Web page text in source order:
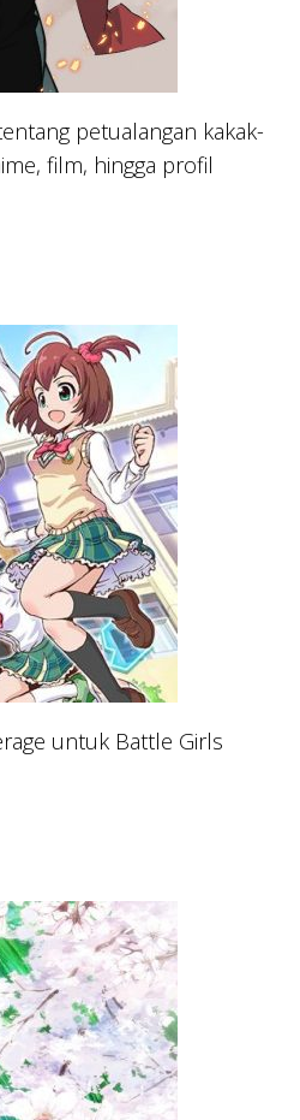
petualangan kakak-
film, hingga profil
untuk Battle Girls